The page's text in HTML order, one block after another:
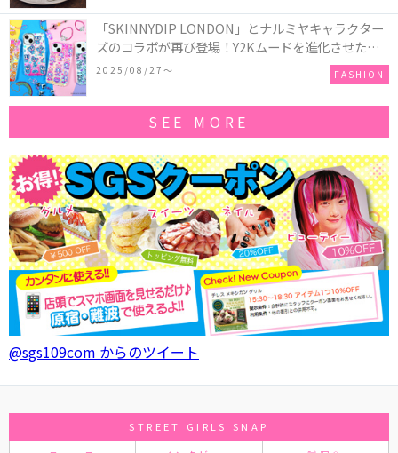
「SKINNYDIP LONDON」とナルミヤキャラクター
ズのコラボが再び登場！Y2Kムードを進化させた新
作コレクションを発売♪
2025/08/27〜 FASHION
SEE MORE
@sgs109com からのツイート
STREET GIRLS SNAP